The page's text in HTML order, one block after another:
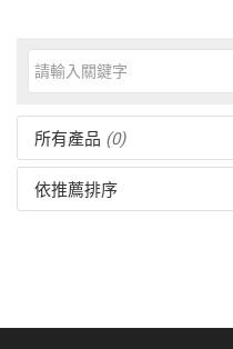
所有產品 (0)
依推薦排序